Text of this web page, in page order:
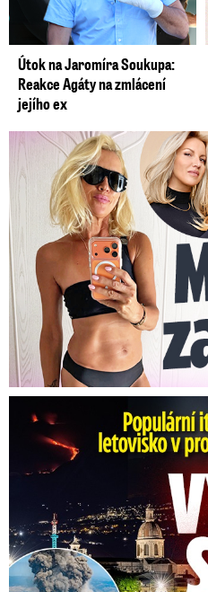
Útok na Jaromíra Soukupa:
Reakce Agáty na zmlácení
jejího ex
Krásná sestra Krainové bez
Erupce sicilské sopky Etny: Ruší